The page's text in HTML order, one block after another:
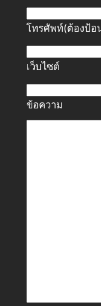
โทรศัพท์(ต้องป้อ
เว็บไซต์
ข้อความ